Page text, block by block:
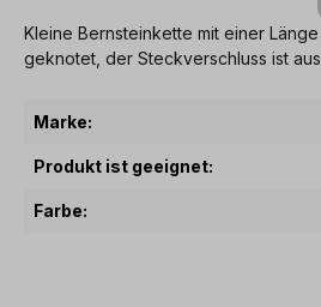
Kleine Bernsteinkette mit einer
geknotet, der Steckverschluss ist
Marke:
Produkt ist geeignet:
Farbe: